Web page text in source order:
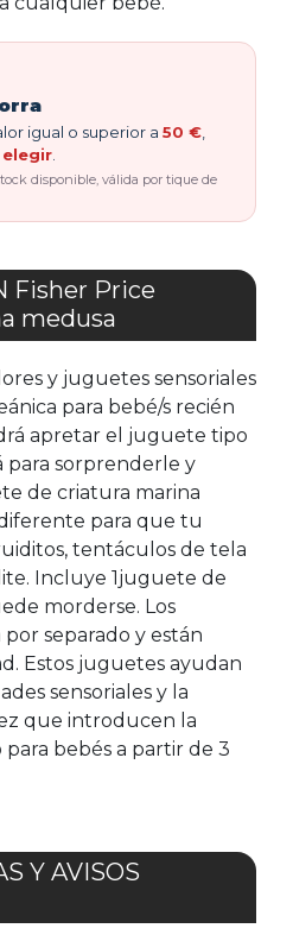
igual o superior a 50 €
elegir
disponible, válida por tique de
Fisher Price
medusa
y juguetes sensoriales
para bebé/s recién
apretar el juguete tipo
para sorprenderle y
de criatura marina
para que tu
tentáculos de tela
Incluye 1juguete de
morderse. Los
separado y están
Estos juguetes ayudan
sensoriales y la
que introducen la
bebés a partir de 3
Y AVISOS